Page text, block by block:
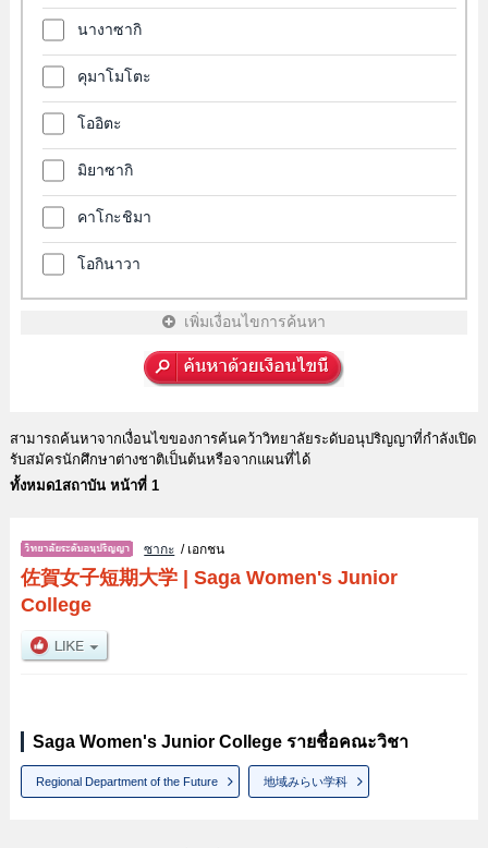
นางาซากิ
คุมาโมโตะ
โออิตะ
มิยาซากิ
คาโกะชิมา
โอกินาวา
เพิ่มเงื่อนไขการค้นหา
สามารถค้นหาจากเงื่อนไขของการค้นคว้าวิทยาลัยระดับอนุปริญญาที่กำลังเปิด
รับสมัครนักศึกษาต่างชาติเป็นต้นหรือจากแผนที่ได้
ทั้งหมด1สถาบัน หน้าที่ 1
ซากะ / เอกชน
佐賀女子短期大学| Saga Women's Junior
College
Saga Women's Junior College รายชื่อคณะวิชา
Regional Department of the Future 地域みらい学科